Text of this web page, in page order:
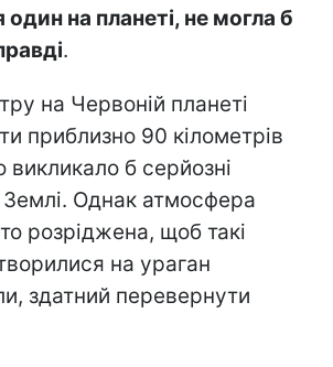
на планеті, не могла б
.
на Червоній планеті
приблизно 90 кілометрів
викликало б серйозні
Однак атмосфера
розріджена, щоб такі
на ураган
здатний перевернути